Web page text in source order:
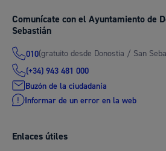
Comunícate con el Ayuntamiento de
Sebastián
010(gratuito desde Donostia / San
(+34) 943 481 000
Buzón de la ciudadanía
Informar de un error en la web
Enlaces útiles